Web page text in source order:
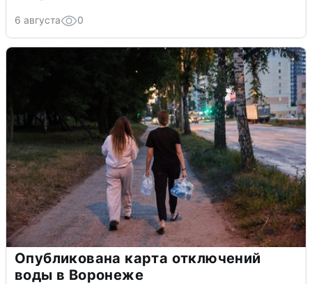
6 августа 0
Опубликована карта отключений
воды в Воронеже